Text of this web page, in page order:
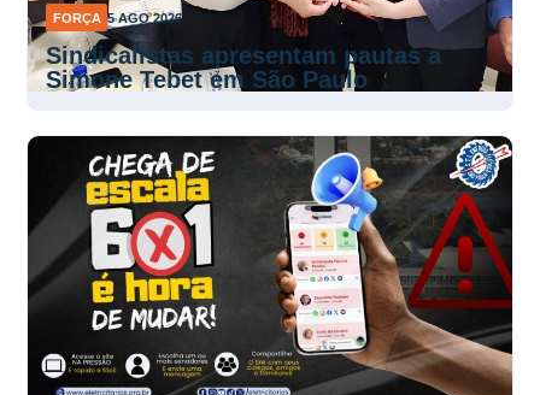
FORÇA 5 AGO 2026
Sindicalistas apresentam pautas a
Simone Tebet em São Paulo